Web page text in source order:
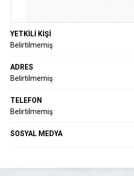
YETKİLİ KİŞİ
Belirtilmemiş
ADRES
Belirtilmemiş
TELEFON
Belirtilmemiş
SOSYAL MEDYA